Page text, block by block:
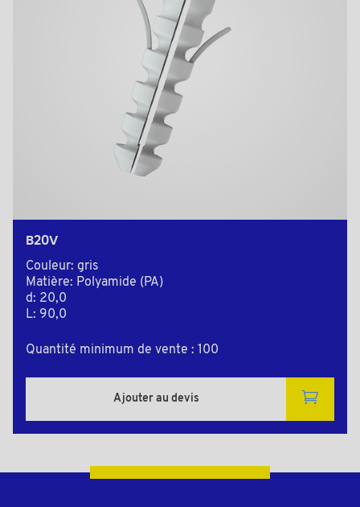
B20V
Couleur: gris
Matière: Polyamide (PA)
d: 20,0
L: 90,0
Quantité minimum de vente : 100
Ajouter au devis